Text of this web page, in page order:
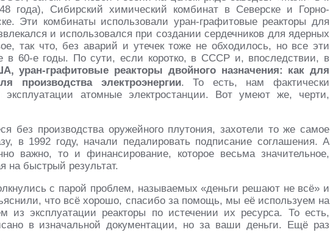
года), Сибирский химический комбинат в Северске и Горно-
Эти комбинаты использовали уран-графитовые реакторы для
и использовался при создании сердечников для ядерных
так что, без аварий и утечек тоже не обходилось, но все эти
60-е годы. По сути, если коротко, в СССР и, впоследствии, в
уран-графитовые реакторы двойного назначения: как для
производства электроэнергии. То есть, нам фактически
атомные электростанции. Вот умеют же, черти,
без производства оружейного плутония, захотели то же самое
в 1992 году, начали педалировать подписание соглашения. А
важно, то и финансирование, которое весьма значительное,
на быстрый результат.
с парой проблем, называемых «деньги решают не всё» и
что всё хорошо, спасибо за помощь, мы её используем на
эксплуатации реакторы по истечении их ресурса. То есть,
в изначальной документации, но за ваши деньги. Ещё раз